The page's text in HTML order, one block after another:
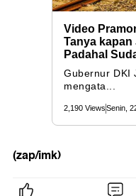
(zap/imk)